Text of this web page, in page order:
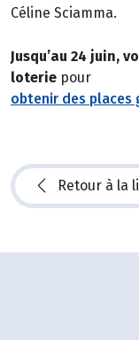
Céline Sciamma.
Jusqu’au 24 juin,
loterie pour
obtenir des places
Retour à la